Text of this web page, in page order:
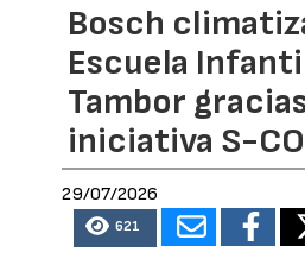
Bosch
Escuela
Tambor
iniciativa S-
29/07/2026
621